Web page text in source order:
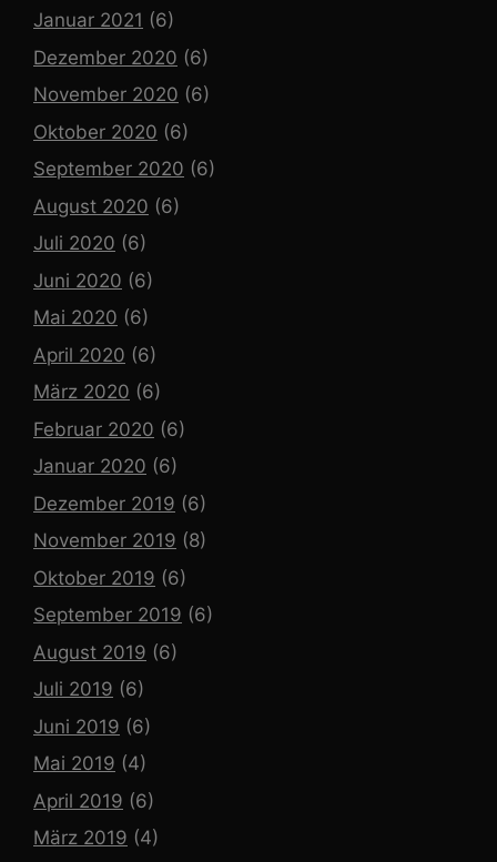
Januar 2021 (6)
Dezember 2020 (6)
November 2020 (6)
Oktober 2020 (6)
September 2020 (6)
August 2020 (6)
Juli 2020 (6)
Juni 2020 (6)
Mai 2020 (6)
April 2020 (6)
März 2020 (6)
Februar 2020 (6)
Januar 2020 (6)
Dezember 2019 (6)
November 2019 (8)
Oktober 2019 (6)
September 2019 (6)
August 2019 (6)
Juli 2019 (6)
Juni 2019 (6)
Mai 2019 (4)
April 2019 (6)
März 2019 (4)